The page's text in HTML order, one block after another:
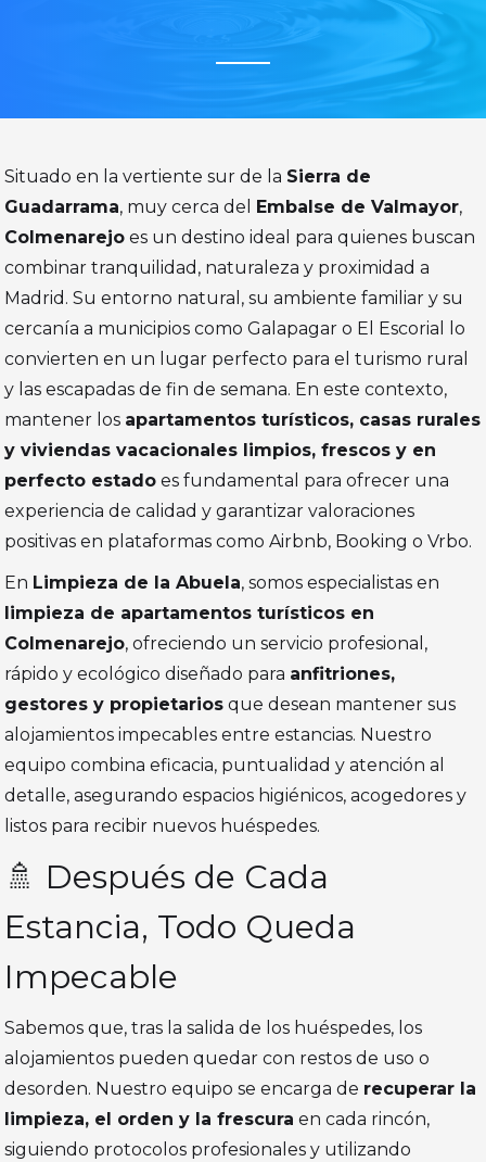
Situado en la vertiente sur de la Sierra de
Guadarrama, muy cerca del Embalse de Valmayor,
Colmenarejo es un destino ideal para quienes buscan
combinar tranquilidad, naturaleza y proximidad a
Madrid. Su entorno natural, su ambiente familiar y su
cercanía a municipios como Galapagar o El Escorial lo
convierten en un lugar perfecto para el turismo rural
y las escapadas de fin de semana. En este contexto,
mantener los apartamentos turísticos, casas rurales
y viviendas vacacionales limpios, frescos y en
perfecto estado es fundamental para ofrecer una
experiencia de calidad y garantizar valoraciones
positivas en plataformas como Airbnb, Booking o Vrbo.
En Limpieza de la Abuela, somos especialistas en
limpieza de apartamentos turísticos en
Colmenarejo, ofreciendo un servicio profesional,
rápido y ecológico diseñado para anfitriones,
gestores y propietarios que desean mantener sus
alojamientos impecables entre estancias. Nuestro
equipo combina eficacia, puntualidad y atención al
detalle, asegurando espacios higiénicos, acogedores y
listos para recibir nuevos huéspedes.
🚿 Después de Cada
Estancia, Todo Queda
Impecable
Sabemos que, tras la salida de los huéspedes, los
alojamientos pueden quedar con restos de uso o
desorden. Nuestro equipo se encarga de recuperar la
limpieza, el orden y la frescura en cada rincón,
siguiendo protocolos profesionales y utilizando